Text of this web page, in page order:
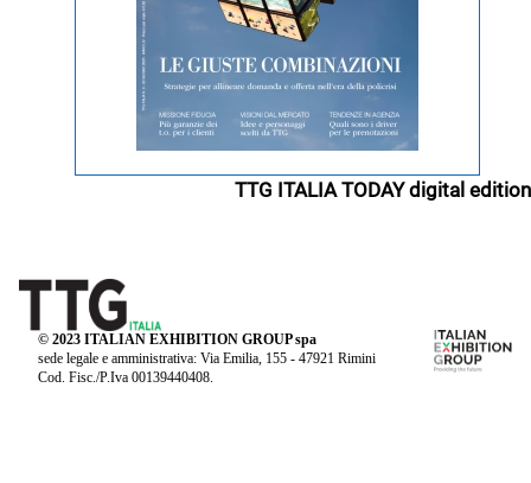
TTG ITALIA TODAY digital edition
© 2023 ITALIAN EXHIBITION GROUP spa
sede legale e amministrativa: Via Emilia, 155 - 47921 Rimini
Cod. Fisc./P.Iva 00139440408.